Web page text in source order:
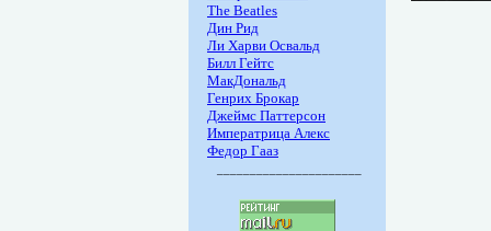
The Beatles
Дин Рид
Ли Харви Освальд
Билл Гейтс
МакДональд
Генрих Брокар
Джеймс Паттерсон
Императрица Алекс
Федор Гааз